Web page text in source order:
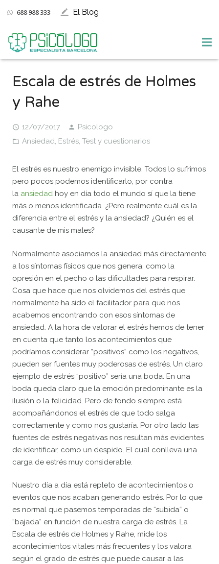
688 988 333 border_color El Blog
Empresas
El equipo
Contacto
Escala de estrés de Holmes
y Rahe
12/07/2017
Psicologo
Ansiedad, Estrés, Test y cuestionarios
El estrés es nuestro enemigo invisible. Todos lo sufrimos
pero pocos podemos identificarlo, por contra
la ansiedad hoy en día todo el mundo sí que la tiene
más o menos identificada. ¿Pero realmente cuál es la
diferencia entre el estrés y la ansiedad? ¿Quién es el
causante de mis males?
Normalmente asociamos la ansiedad más directamente
a los síntomas físicos que nos genera, como la
opresión en el pecho o las dificultades para respirar.
Cosa que hace que nos olvidemos del estrés que
normalmente ha sido el facilitador para que nos
acabemos encontrando con esos síntomas de
ansiedad. A la hora de valorar el estrés hemos de tener
en cuenta que tanto los acontecimientos que
podríamos considerar “positivos” como los negativos,
pueden ser fuentes muy poderosas de estrés. Un claro
ejemplo de estrés “positivo” sería una boda. En una
boda queda claro que la emoción predominante es la
ilusión o la felicidad. Pero de fondo siempre está
acompañándonos el estrés de que todo salga
correctamente y como nos gustaría. Por otro lado las
fuentes de estrés negativas nos resultan más evidentes
de identificar, como un despido. El cual conlleva una
carga de estrés muy considerable.
Nuestro día a día está repleto de acontecimientos o
eventos que nos acaban generando estrés. Por lo que
es normal que pasemos temporadas de “subida” o
“bajada” en función de nuestra carga de estrés. La
Escala de estrés de Holmes y Rahe, mide los
acontecimientos vitales más frecuentes y los valora
según el grado de estrés que puede causar a las